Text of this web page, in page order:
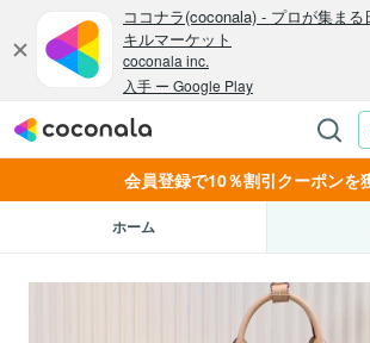
会員登録で10％割引クーポンを
ホーム